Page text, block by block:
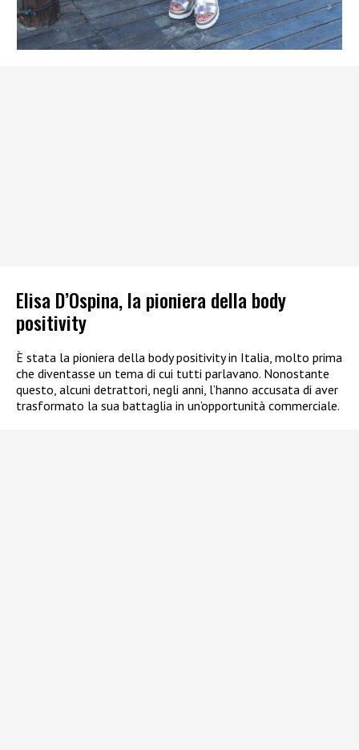
Elisa D’Ospina, la pioniera della body
positivity
È stata la pioniera della body positivity in Italia, molto prima
che diventasse un tema di cui tutti parlavano. Nonostante
questo, alcuni detrattori, negli anni, l’hanno accusata di aver
trasformato la sua battaglia in un’opportunità commerciale.